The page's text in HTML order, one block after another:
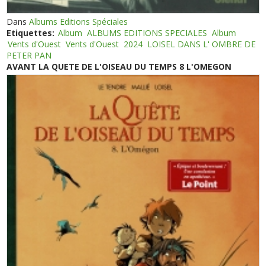
DansAlbums Editions Spéciales
Etiquettes: Album ALBUMS EDITIONS SPECIALES Album
Vents d'Ouest Vents d'Ouest 2024 LOISEL DANS L' OMBRE DE
PETER PAN
AVANT LA QUETE DE L'OISEAU DU TEMPS 8 L'OMEGON